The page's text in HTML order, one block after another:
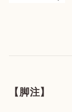
【脚注】